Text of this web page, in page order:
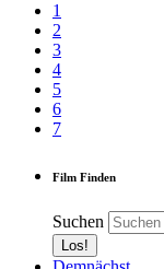
1
2
3
4
5
6
7
Film Finden
Suchen